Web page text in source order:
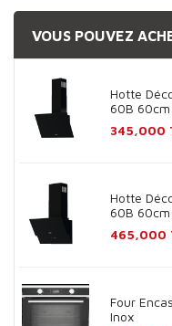
VOUS POUVEZ
Hotte
60B
Prix
345,000
Hotte
60B
Prix
465,000
Four
Inox